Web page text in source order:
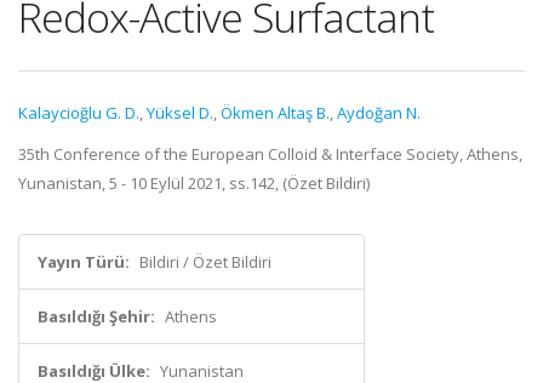
Redox-Active Surfactant
Kalaycioğlu G. D.,Yüksel D.,Ökmen Altaş B.,Aydoğan N.
35th Conference of the European Colloid & Interface Society, Athens,
Yunanistan, 5 - 10 Eylül 2021, ss.142, (Özet Bildiri)
Yayın Türü: Bildiri / Özet Bildiri
Basıldığı Şehir: Athens
Basıldığı Ülke: Yunanistan